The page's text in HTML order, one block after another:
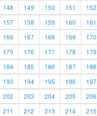
148 149 150 151 152
157 158 159 160 161
166 167 168 169 170
175 176 177 178 179
184 185 186 187 188
193 194 195 196 197
202 203 204 205 206
211 212 213 214 215